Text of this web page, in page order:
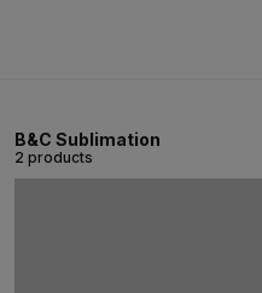
B&C Sublimation
2 products